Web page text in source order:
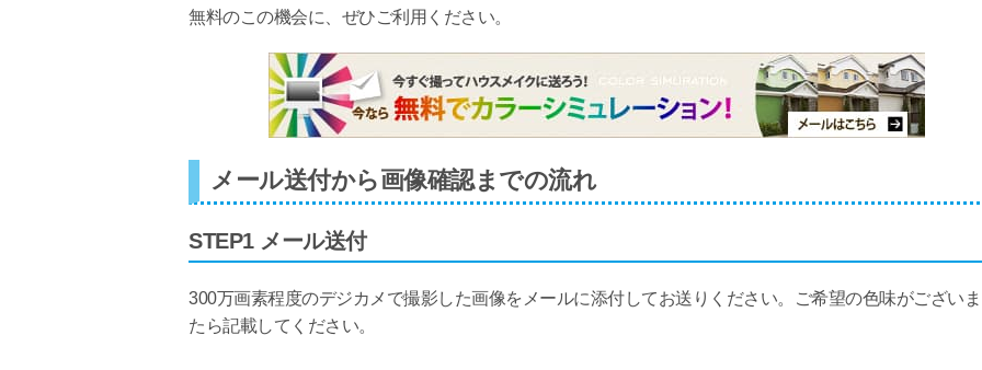
無料のこの機会に、ぜひご利用ください。
メール送付から画像確認までの流れ
STEP1 メール送付
300万画素程度のデジカメで撮影した画像をメールに添付してお送りください。ご希望の色味がござい
たら記載してください。